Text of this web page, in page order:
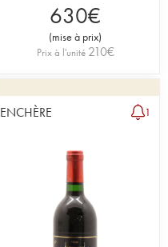
630€
(mise à prix)
Prix à l'unité 210€
ENCHÈRE 1